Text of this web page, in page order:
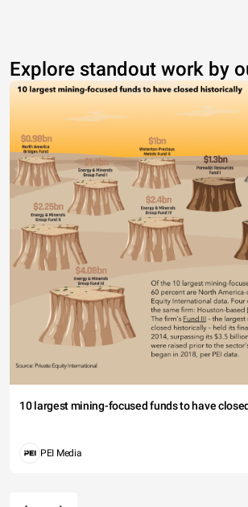
Explore standout work by
10 largest mining-focused funds to have
PEI Media